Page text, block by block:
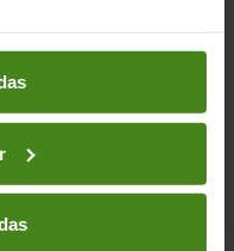
Política de Cookieso